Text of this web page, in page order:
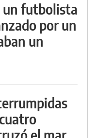
un futbolista
por un
un